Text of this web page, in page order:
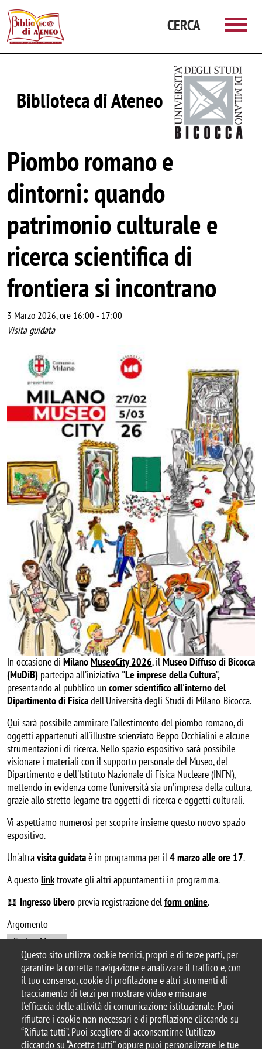
Questo sito utilizza cookie tecnici, propri e di terze parti, per
garantire la corretta navigazione e analizzare il traffico e, con
il tuo consenso, cookie di profilazione e altri strumenti di
tracciamento di terzi per mostrare video e misurare
l'efficacia delle attività di comunicazione istituzionale. Puoi
rifiutare i cookie non necessari e di profilazione cliccando su
“Rifiuta tutti”. Puoi scegliere di acconsentirne l’utilizzo
cliccando su “Accetta tutti” oppure puoi personalizzare le tue
CERCA
Biblioteca di Ateneo
Piombo romano e
dintorni: quando
patrimonio culturale e
ricerca scientifica di
frontiera si incontrano
3 Marzo 2026, ore 16:00 -17:00
Visita guidata
In occasione di MilanoMuseoCity 2026, ilMuseo Diffuso di Bicocca
(MuDiB) partecipa all’iniziativa "Le imprese della Cultura",
presentandoal pubblico un corner scientifico all'interno del
Dipartimento di Fisicadell'Università degli Studi di Milano-Bicocca.
Qui sarà possibile ammirare l'allestimento del piombo romano, di
oggetti appartenuti all'illustre scienziato Beppo Occhialini e alcune
strumentazioni di ricerca. Nello spazio espositivo sarà possibile
visionare i materiali con il supporto personale del Museo, del
Dipartimento e dell'Istituto Nazionale di Fisica Nucleare (INFN),
mettendo in evidenza come l’università sia un’impresa della cultura,
grazie allo stretto legame tra oggetti di ricerca e oggetti culturali.
Vi aspettiamo numerosi per scoprire insieme questo nuovo spazio
espositivo.
Un'altravisita guidataè in programma per il4 marzo alle ore 17.
A questolinktrovate gli altri appuntamenti in programma.
📖 Ingresso libero previa registrazione delform online.
Argomento
CuriosaMente
© 2025 Biblioteca di Ateneo – Università degli
Studi di Milano-Bicocca
Piazza dell'Ateneo Nuovo, 1 - 20126, Milano
Casella PEC:ateneo.bicocca@pec.unimib.it